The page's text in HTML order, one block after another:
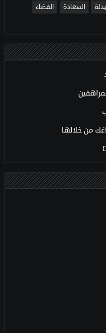
السعادة
الفضاء
من خلالها